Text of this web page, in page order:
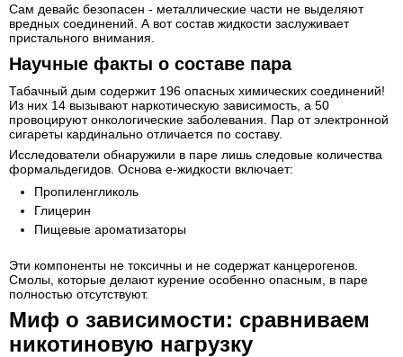
Сам девайс безопасен - металлические части не выделяют
вредных соединений. А вот состав жидкости заслуживает
пристального внимания.
Научные факты о составе пара
Табачный дым содержит 196 опасных химических соединений!
Из них 14 вызывают наркотическую зависимость, а 50
провоцируют онкологические заболевания. Пар от электронной
сигареты кардинально отличается по составу.
Исследователи обнаружили в паре лишь следовые количества
формальдегидов. Основа е-жидкости включает:
Пропиленгликоль
Глицерин
Пищевые ароматизаторы
Эти компоненты не токсичны и не содержат канцерогенов.
Смолы, которые делают курение особенно опасным, в паре
полностью отсутствуют.
Миф о зависимости: сравниваем
никотиновую нагрузку